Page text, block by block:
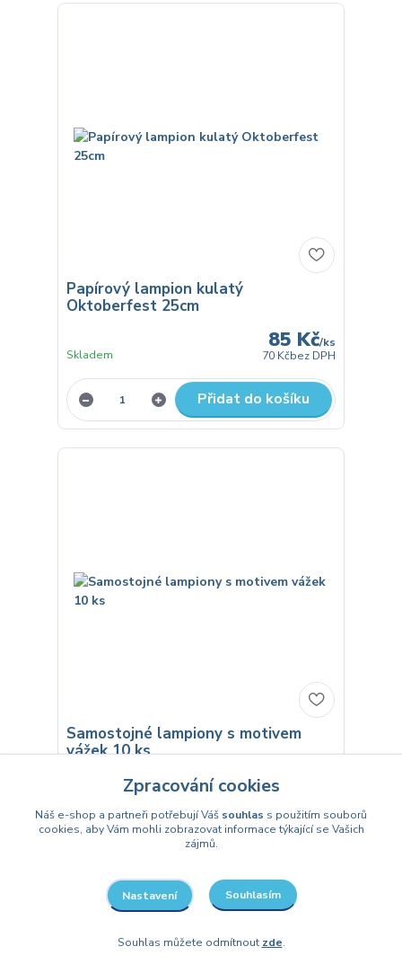
Papírový lampion kulatý
Oktoberfest 25cm
85 Kč/ks
70 Kčbez DPH
Skladem
Přidat do košíku
Samostojné lampiony s motivem
vážek 10 ks
69 Kč
Přidat do košíku
Zpracování cookies
Náš e-shop a partneři potřebují Váš souhlas s použitím souborů
cookies, aby Vám mohli zobrazovat informace týkající se Vašich
zájmů.
Nastavení Souhlasím
Souhlas můžete odmítnout zde.